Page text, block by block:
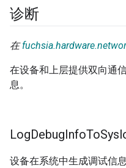
诊断
在
在设备和上层提供双向通
息。
LogDebugInfoTo
设备在系统中生成调试信